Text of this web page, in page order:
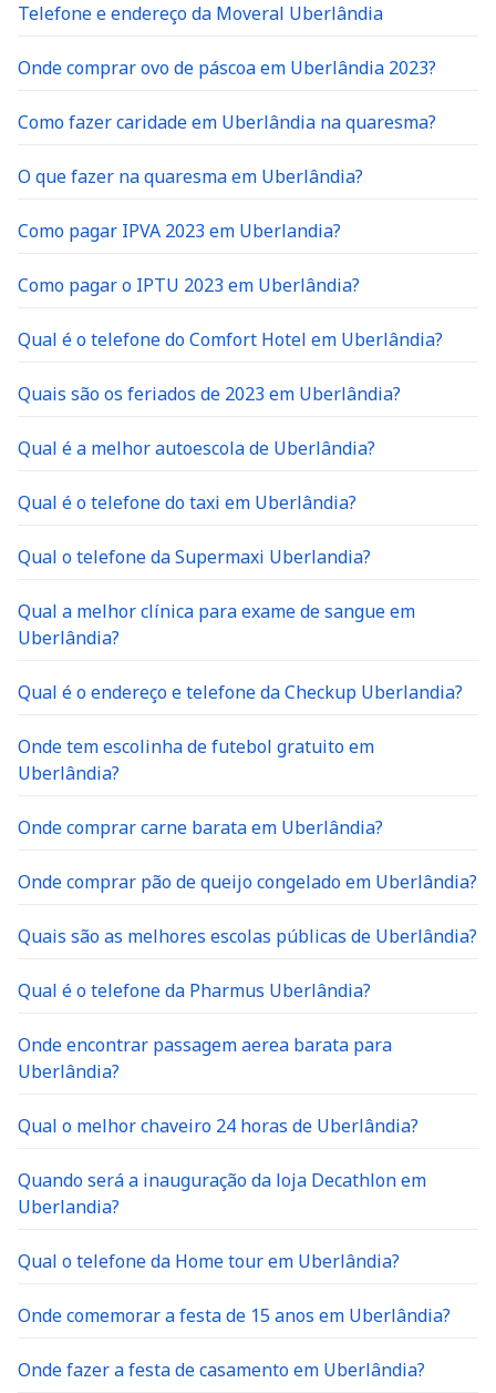
Telefone e endereço da Moveral Uberlândia
Onde comprar ovo de páscoa em Uberlândia 2023?
Como fazer caridade em Uberlândia na quaresma?
O que fazer na quaresma em Uberlândia?
Como pagar IPVA 2023 em Uberlandia?
Como pagar o IPTU 2023 em Uberlândia?
Qual é o telefone do Comfort Hotel em Uberlândia?
Quais são os feriados de 2023 em Uberlândia?
Qual é a melhor autoescola de Uberlândia?
Qual é o telefone do taxi em Uberlândia?
Qual o telefone da Supermaxi Uberlandia?
Qual a melhor clínica para exame de sangue em
Uberlândia?
Qual é o endereço e telefone da Checkup Uberlandia?
Onde tem escolinha de futebol gratuito em
Uberlândia?
Onde comprar carne barata em Uberlândia?
Onde comprar pão de queijo congelado em Uberlândia?
Quais são as melhores escolas públicas de Uberlândia?
Qual é o telefone da Pharmus Uberlândia?
Onde encontrar passagem aerea barata para
Uberlândia?
Qual o melhor chaveiro 24 horas de Uberlândia?
Quando será a inauguração da loja Decathlon em
Uberlandia?
Qual o telefone da Home tour em Uberlândia?
Onde comemorar a festa de 15 anos em Uberlândia?
Onde fazer a festa de casamento em Uberlândia?